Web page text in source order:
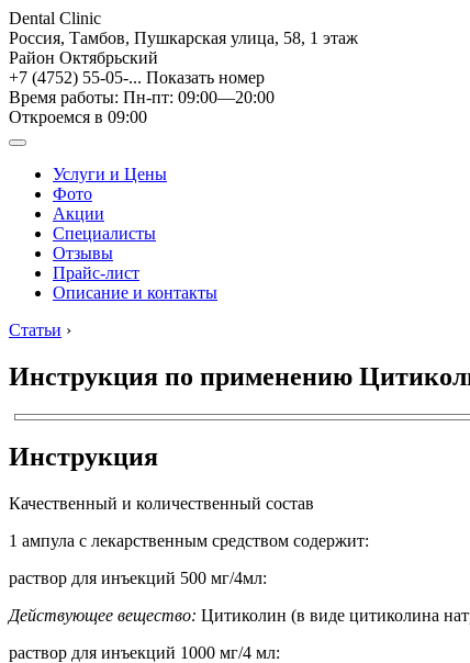
Dental Clinic
Россия, Тамбов, Пушкарская улица, 58, 1 этаж
Район Октябрьский
+7 (4752) 55-05-... Показать номер
Время работы: Пн-пт: 09:00—20:00
Откроемся в 09:00
Услуги и Цены
Фото
Акции
Специалисты
Отзывы
Прайс-лист
Описание и контакты
Статьи ›
Инструкция по применению
Инструкция
Качественный и количественный состав
1 ампула с лекарственным средством содержит:
раствор для инъекций 500 мг/4мл:
Действующее вещество: Цитиколин (в виде цитиколина
раствор для инъекций 1000 мг/4 мл: